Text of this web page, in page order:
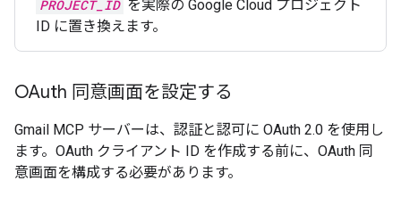
PROJECT_ID を実際の Google Cloud プロジェクト
ID に置き換えます。
OAuth 同意画面を設定する
Gmail MCP サーバーは、認証と認可に OAuth 2.0 を使用し
ます。OAuth クライアント ID を作成する前に、OAuth 同
意画面を構成する必要があります。